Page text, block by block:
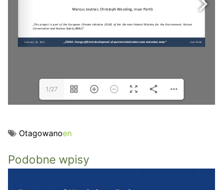
1/27
Otagowanoen
Podobne wpisy